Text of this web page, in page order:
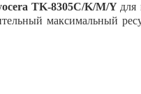
TK-8305C/K/M/Y для
максимальный